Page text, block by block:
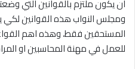
ان يكون ملتزم بالقوانين التي
ومجلس النواب هذه القوانين
المستحقين فقط، وهذه اهم
للعمل في مهنة المحاسبين او